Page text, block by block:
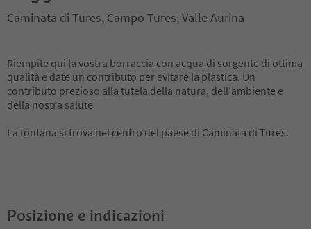
Caminata di Tures, Campo Tures, Valle Aurina
Riempite qui la vostra borraccia con acqua di sorgente di ottima
qualità e date un contributo per evitare la plastica. Un
contributo prezioso alla tutela della natura, dell'ambiente e
della nostra salute
La fontana si trova nel centro del paese di Caminata di Tures.
Posizione e indicazioni